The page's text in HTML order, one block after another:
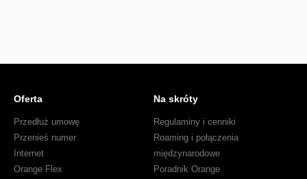
Oferta
Przedłuż umowę
Przenieś numer
Internet
Orange Flex
Na skróty
Regulaminy i cenniki
Roaming i połączenia
międzynarodowe
Poradnik Orange